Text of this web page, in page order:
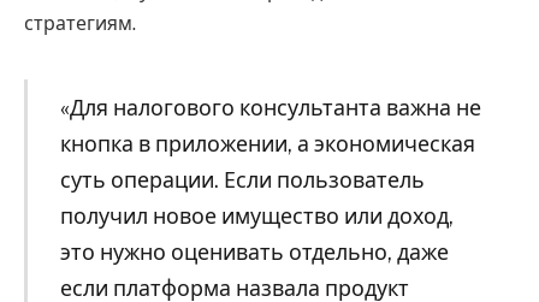
стратегиям.
«Для налогового консультанта важна не
кнопка в приложении, а экономическая
суть операции. Если пользователь
получил новое имущество или доход,
это нужно оценивать отдельно, даже
если платформа назвала продукт